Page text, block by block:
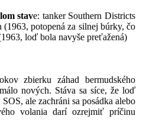
stave: tanker Southern Districts
potopená za silnej búrky, čo
loď bola navyše preťažená)
zbierku záhad bermudského
nových. Stáva sa síce, že loď
ale zachráni sa posádka alebo
volania darí ozrejmiť príčinu